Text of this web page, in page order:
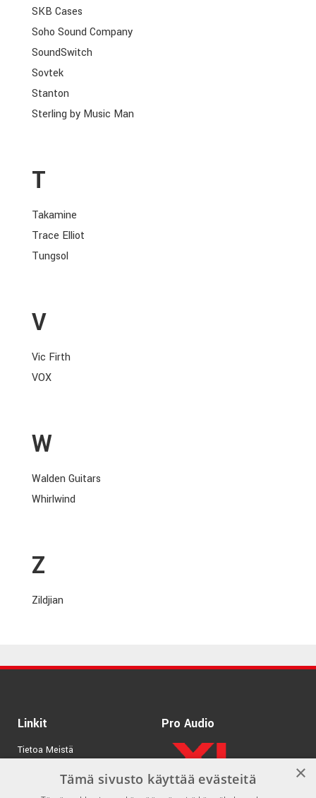
SKB Cases
Soho Sound Company
SoundSwitch
Sovtek
Stanton
Sterling by Music Man
T
Takamine
Trace Elliot
Tungsol
V
Vic Firth
VOX
W
Walden Guitars
Whirlwind
Z
Zildjian
Linkit
Tietoa Meistä
Tuotemerkit
Pro Audio
×
Tämä sivusto käyttää evästeitä